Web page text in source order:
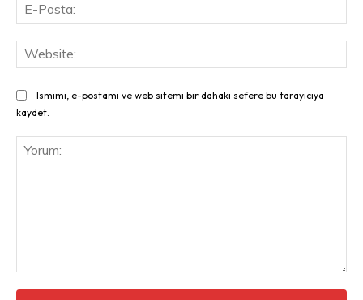
Ismimi, e-postamı ve web sitemi bir dahaki sefere bu tarayıcıya
kaydet.